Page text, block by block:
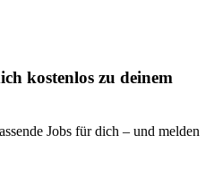
kostenlos zu deinem
Jobs für dich – und melden